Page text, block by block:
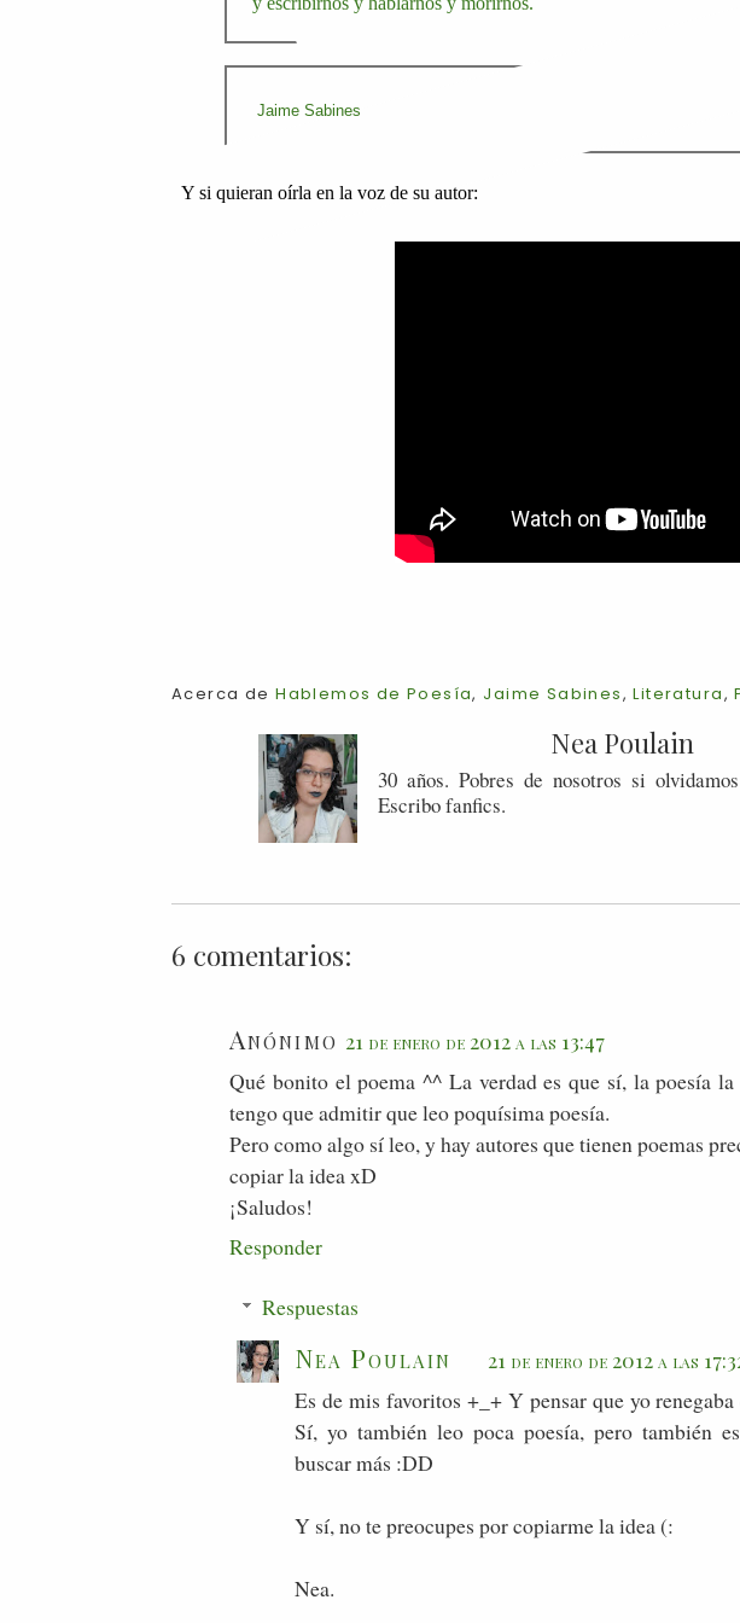
Jaime Sabines
Y si quieran oírla en la voz de su autor:
Acerca deHablemos de Poesía, Jaime Sabines,Literatura,
Nea Poulain
30 años. Pobres de nosotros si
Escribo fanfics.
6 comentarios:
Anónimo 21 de enero de 2012 a las 13:47
Qué bonito el poema ^^ La verdad es que sí, la poesía la
tengo que admitir que leo poquísima poesía.
Pero como algo sí leo, y hay autores que tienen poemas
copiar la idea xD
¡Saludos!
Responder
Respuestas
Nea Poulain 21 de enero de 2012 a las
Es de mis favoritos +_+ Y pensar que yo
Sí, yo también leo poca poesía, pero también
buscar más :DD
Y sí, no te preocupes por copiarme la idea (:
Nea.